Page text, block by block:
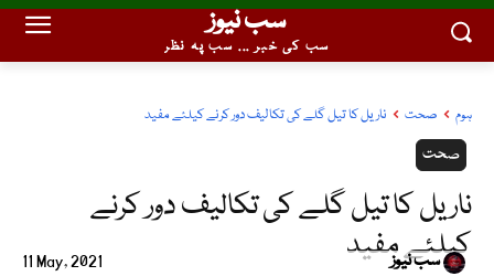
سب نیوز
سب کی خبر ... سب پہ نظر
ہوم صحت ناریل کا تیل گلے کی تکالیف دور کرنے کیلئے مفید
صحت
ناریل کا تیل گلے کی تکالیف دور کرنے
کیلئے مفید
11 May, 2021 سب نیوز